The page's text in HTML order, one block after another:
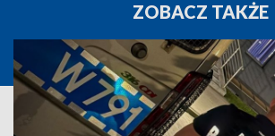
ZOBACZ TAKŻE